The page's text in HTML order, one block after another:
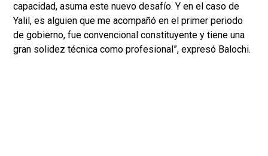
capacidad, asuma este nuevo desafío. Y en el caso de
Yalil, es alguien que me acompañó en el primer periodo
de gobierno, fue convencional constituyente y tiene una
gran solidez técnica como profesional”, expresó Balochi.